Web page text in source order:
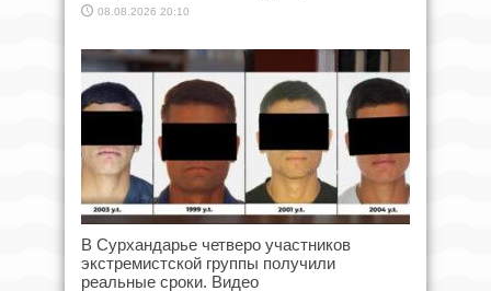
08.08.2026 20:10
В Сурхандарье четверо участников
экстремистской группы получили
реальные сроки. Видео